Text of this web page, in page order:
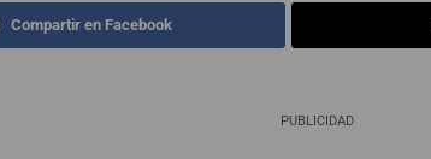
Compartir en Facebook
PUBLICIDAD